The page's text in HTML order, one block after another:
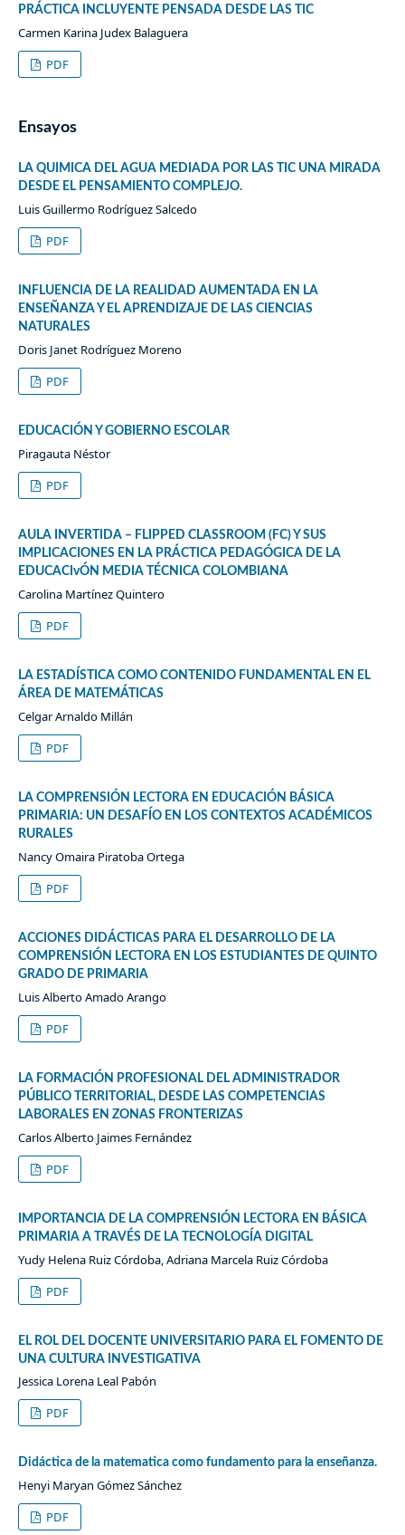
PRÁCTICA INCLUYENTE PENSADA DESDE LAS TIC
Carmen Karina Judex Balaguera
PDF
Ensayos
LA QUIMICA DEL AGUA MEDIADA POR LAS TIC UNA MIRADA
DESDE EL PENSAMIENTO COMPLEJO.
Luis Guillermo Rodríguez Salcedo
PDF
INFLUENCIA DE LA REALIDAD AUMENTADA EN LA
ENSEÑANZA Y EL APRENDIZAJE DE LAS CIENCIAS
NATURALES
Doris Janet Rodríguez Moreno
PDF
EDUCACIÓN Y GOBIERNO ESCOLAR
Piragauta Néstor
PDF
AULA INVERTIDA – FLIPPED CLASSROOM (FC) Y SUS
IMPLICACIONES EN LA PRÁCTICA PEDAGÓGICA DE LA
EDUCACIvÓN MEDIA TÉCNICA COLOMBIANA
Carolina Martínez Quintero
PDF
LA ESTADÍSTICA COMO CONTENIDO FUNDAMENTAL EN EL
ÁREA DE MATEMÁTICAS
Celgar Arnaldo Millán
PDF
LA COMPRENSIÓN LECTORA EN EDUCACIÓN BÁSICA
PRIMARIA: UN DESAFÍO EN LOS CONTEXTOS ACADÉMICOS
RURALES
Nancy Omaira Piratoba Ortega
PDF
ACCIONES DIDÁCTICAS PARA EL DESARROLLO DE LA
COMPRENSIÓN LECTORA EN LOS ESTUDIANTES DE QUINTO
GRADO DE PRIMARIA
Luis Alberto Amado Arango
PDF
LA FORMACIÓN PROFESIONAL DEL ADMINISTRADOR
PÚBLICO TERRITORIAL, DESDE LAS COMPETENCIAS
LABORALES EN ZONAS FRONTERIZAS
Carlos Alberto Jaimes Fernández
PDF
IMPORTANCIA DE LA COMPRENSIÓN LECTORA EN BÁSICA
PRIMARIA A TRAVÉS DE LA TECNOLOGÍA DIGITAL
Yudy Helena Ruiz Córdoba, Adriana Marcela Ruiz Córdoba
PDF
EL ROL DEL DOCENTE UNIVERSITARIO PARA EL FOMENTO DE
UNA CULTURA INVESTIGATIVA
Jessica Lorena Leal Pabón
PDF
Didáctica de la matematica como fundamento para la enseñanza.
Henyi Maryan Gómez Sánchez
PDF